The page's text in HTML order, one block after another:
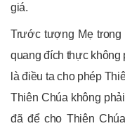
giá.
Trước tượng Mẹ trong
quang đích thực không
là điều ta cho phép
Thiên Chúa không
đã để cho Thiên